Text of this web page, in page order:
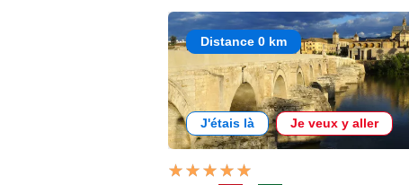
Distance 0 km
J'étais là Je veux y aller